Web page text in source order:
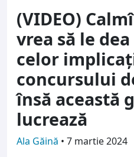
(VIDEO)
vrea să le
celor
concursului
însă această
lucrează
Ala Găină • 7 martie 2024